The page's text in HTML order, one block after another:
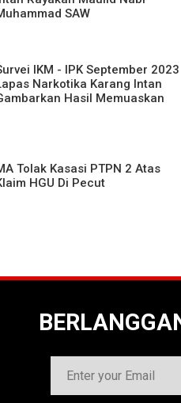
SAW
IKM - IPK September 2023
Narkotika Karang Intan
Hasil Memuaskan
Tolak Kasasi PTPN 2 Atas
HGU Di Pecut